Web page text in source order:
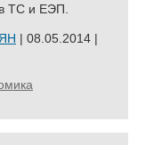
ТС и ЕЭП.
| 08.05.2014 |